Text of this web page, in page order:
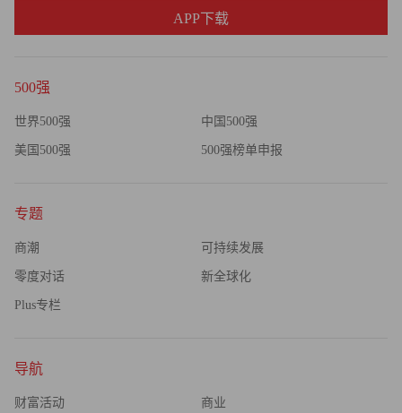
500强
世界500强 中国500强
美国500强 500强榜单申报
专题
商潮 可持续发展
零度对话 新全球化
Plus专栏
导航
财富活动 商业
APP下载